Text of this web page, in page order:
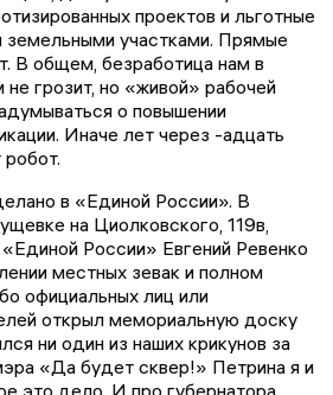
проектов и льготные
земельными участками. Прямые
В общем, безработица нам в
грозит, но «живой» рабочей
о повышении
Иначе лет через -адцать
в «Единой России». В
на Циолковского, 119в,
России» Евгений Ревенко
местных зевак и полном
официальных лиц или
открыл мемориальную доску
ни один из наших крикунов за
«Да будет сквер!» Петрина я и
это дело. И про губернатора